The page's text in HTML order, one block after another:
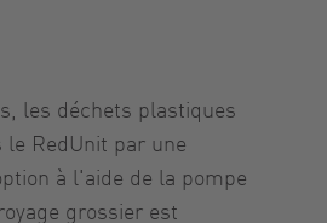
les déchets plastiques
RedUnit par une
à l'aide de la pompe
grossier est